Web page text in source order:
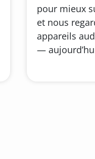
pour mieux
et nous
appareils
—